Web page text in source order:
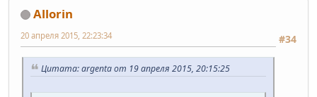
Allorin
#34
20 апреля 2015, 22:23:34
Цитата: argenta от 19 апреля 2015, 20:15:25